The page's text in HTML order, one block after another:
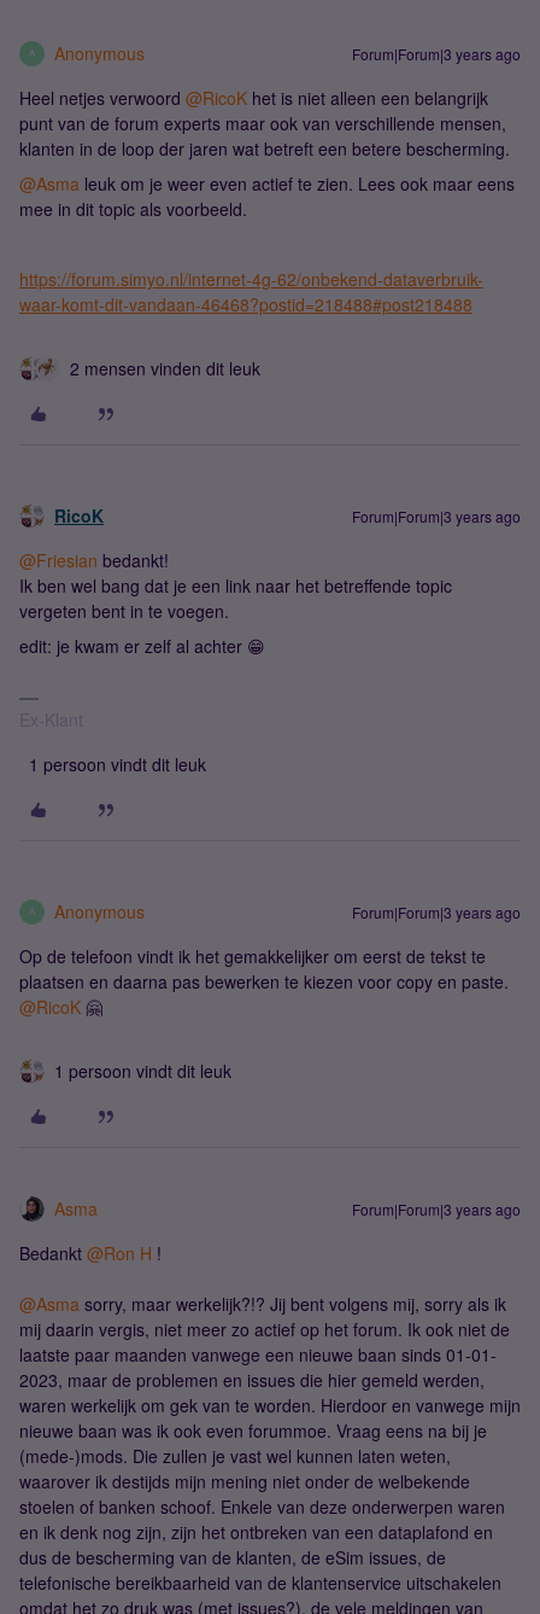
A Anonymous Forum|Forum|3 years ago
Heel netjes verwoord @RicoK het is niet alleen een belangrijk
punt van de forum experts maar ook van verschillende mensen,
klanten in de loop der jaren wat betreft een betere bescherming.
@Asma leuk om je weer even actief te zien. Lees ook maar eens
mee in dit topic als voorbeeld.
https://forum.simyo.nl/internet-4g-62/onbekend-dataverbruik-
waar-komt-dit-vandaan-46468?postid=218488#post218488
2 mensen vinden dit leuk
RicoK Forum|Forum|3 years ago
@Friesian bedankt!
Ik ben wel bang dat je een link naar het betreffende topic
vergeten bent in te voegen.
edit: je kwam er zelf al achter 😁
Ex-Klant
1 persoon vindt dit leuk
A Anonymous Forum|Forum|3 years ago
Op de telefoon vindt ik het gemakkelijker om eerst de tekst te
plaatsen en daarna pas bewerken te kiezen voor copy en paste.
@RicoK 🤗
1 persoon vindt dit leuk
Asma Forum|Forum|3 years ago
Bedankt @Ron H !
@Asma sorry, maar werkelijk?!? Jij bent volgens mij, sorry als ik
mij daarin vergis, niet meer zo actief op het forum. Ik ook niet de
laatste paar maanden vanwege een nieuwe baan sinds 01-01-
2023, maar de problemen en issues die hier gemeld werden,
waren werkelijk om gek van te worden. Hierdoor en vanwege mijn
nieuwe baan was ik ook even forummoe. Vraag eens na bij je
(mede-)mods. Die zullen je vast wel kunnen laten weten,
waarover ik destijds mijn mening niet onder de welbekende
stoelen of banken schoof. Enkele van deze onderwerpen waren
en ik denk nog zijn, zijn het ontbreken van een dataplafond en
dus de bescherming van de klanten, de eSim issues, de
telefonische bereikbaarheid van de klantenservice uitschakelen
omdat het zo druk was (met issues?), de vele meldingen van